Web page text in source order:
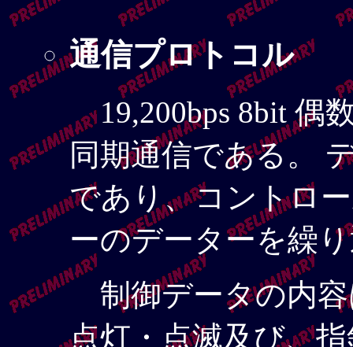
通信プロトコル
19,200bps 8bit 偶
同期通信である。
であり、コントロ
ーのデーターを繰
制御データの内容
点灯・点滅及び、